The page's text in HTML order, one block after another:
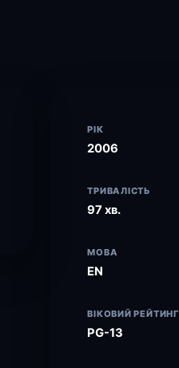
РІК
2006
ТРИВАЛІСТЬ
97 хв.
МОВА
EN
ВІКОВИЙ РЕЙТИНГ
PG-13